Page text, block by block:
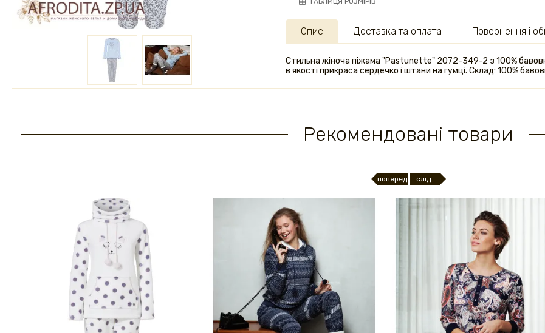
Опис
Стильна жіноча піжама "Pastunette" 2072-349-2 з 100%
в якості прикраса сердечко і штани на гумці. Склад: 100%
Доставка та оплата Повернення і
Рекомендовані товари
поперед. слід.